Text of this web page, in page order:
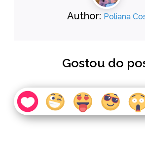
Author: Poliana
Gostou do